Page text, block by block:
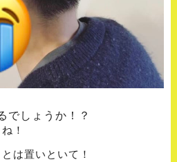
でしょうか！？
！
は置いといて！